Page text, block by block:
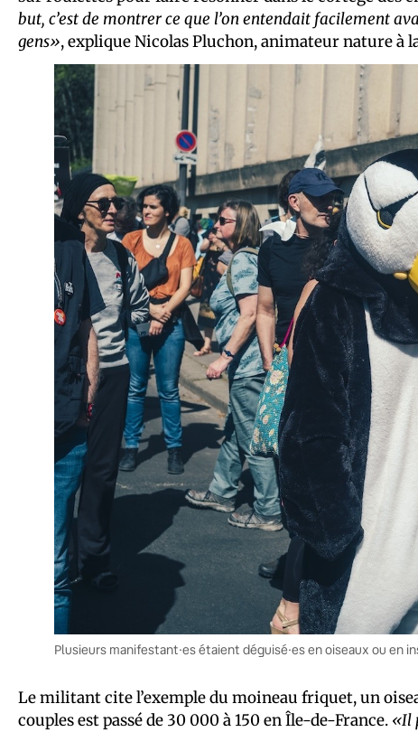
but, c’est de montrer ce que l’on entendait facilement
gens», explique Nicolas Pluchon, animateur nature à
Plusieurs manifestant·es étaient déguisé·es en oiseaux ou en
Le militant cite l’exemple du moineau friquet, un
couples est passé de 30 000 à 150 en Île-de-France. «Il